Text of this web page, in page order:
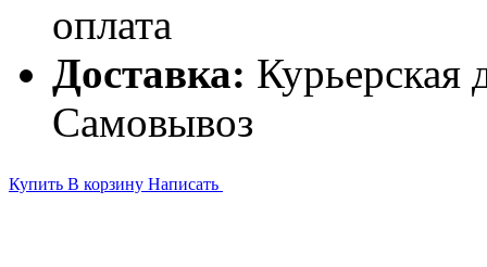
оплата
Доставка: Курьерская
Самовывоз
Купить В корзину Написать